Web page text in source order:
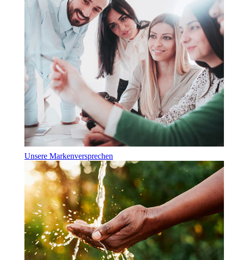
Unsere Markenversprechen